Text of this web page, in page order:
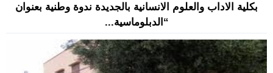
بكلية الاداب والعلوم الانسانية بالجديدة ندوة وطنية بعنوان
“الدبلوماسية...